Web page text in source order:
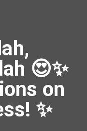
😍✨
on
✨